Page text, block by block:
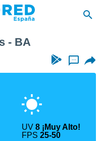
- BA
...
UV8 ¡Muy Alto!
FPS25-50